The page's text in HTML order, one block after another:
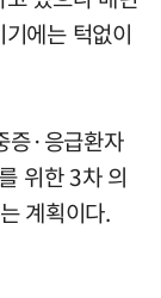
에는 턱없이
증·응급환자
위한 3차 의
계획이다.